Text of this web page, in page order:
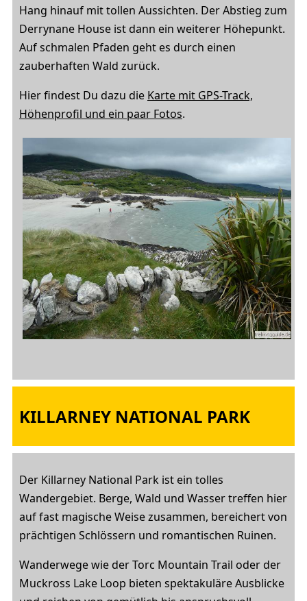
Hang hinauf mit tollen Aussichten. Der Abstieg zum
Derrynane House ist dann ein weiterer Höhepunkt.
Auf schmalen Pfaden geht es durch einen
zauberhaften Wald zurück.
Hier findest Du dazu die Karte mit GPS-Track,
Höhenprofil und ein paar Fotos.
KILLARNEY NATIONAL PARK
Der Killarney National Park ist ein tolles
Wandergebiet. Berge, Wald und Wasser treffen hier
auf fast magische Weise zusammen, bereichert von
prächtigen Schlössern und romantischen Ruinen.
Wanderwege wie der Torc Mountain Trail oder der
Muckross Lake Loop bieten spektakuläre Ausblicke